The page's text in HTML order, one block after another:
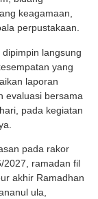
keagamaan,
perpustakaan.
langsung
yang
laporan
evaluasi bersama
pada kegiatan
pada rakor
2027, ramadan fil
akhir Ramadhan
ula,